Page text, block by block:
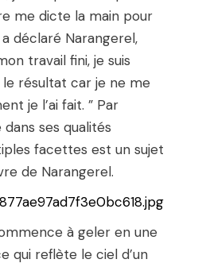
me dicte la main pour
déclaré Narangerel,
travail fini, je suis
résultat car je ne me
je l’ai fait. ” Par
ses qualités
facettes est un sujet
de Narangerel.
à geler en une
qui reflète le ciel d’un